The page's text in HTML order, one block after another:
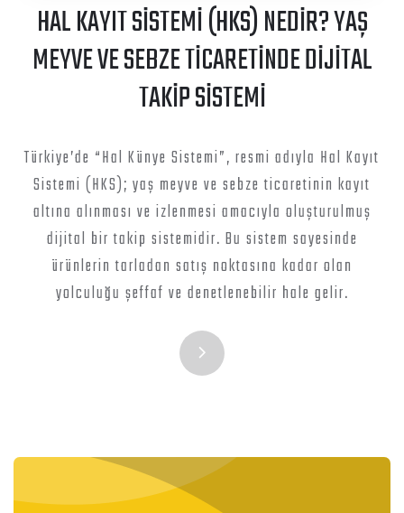
HAL KAYIT SİSTEMİ (HKS) NEDİR? YAŞ
MEYVE VE SEBZE TİCARETİNDE DİJİTAL
TAKİP SİSTEMİ
Türkiye’de “Hal Künye Sistemi”, resmi adıyla Hal Kayıt
Sistemi (HKS); yaş meyve ve sebze ticaretinin kayıt
altına alınması ve izlenmesi amacıyla oluşturulmuş
dijital bir takip sistemidir. Bu sistem sayesinde
ürünlerin tarladan satış noktasına kadar olan
yolculuğu şeffaf ve denetlenebilir hale gelir.